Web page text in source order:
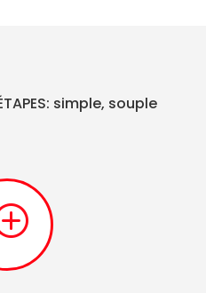
simple, souple